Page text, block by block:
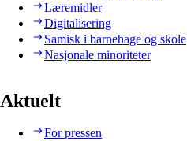
Læremidler
Digitalisering
Samisk i barnehage og skole
Nasjonale minoriteter
Aktuelt
For pressen